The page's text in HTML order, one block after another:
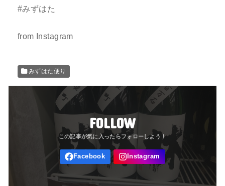
#みずはた
from Instagram
みずはた便り
FOLLOW